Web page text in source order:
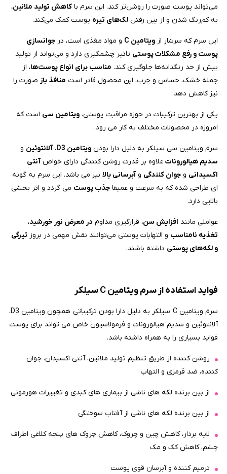
می‌تواند پوست صورت را روشن‌تر کند. این سرم با کاهش تولید ملانین،
به کم‌رنگ شدن و از بین رفتن لک‌های تیره پوست کمک می‌کند.
این سرم که سرشار از ویتامین C و مواد مغذی است، در جوانسازی
پوست و رفع مشکلات پوستی تاثیر چشمگیری دارد و می‌تواند از تولید
بیش از حد رنگدانه‌ها جلوگیری کند. مناسب برای انواع پوست‌ها، از
جمله خشک، حساس و چرب، این محصول قادر است منافذ باز صورت را
نیز کاهش دهد.
یکی از بهترین ترکیبات در حوزه مراقبت پوستی، ویتامین سی است که
امروزه در محصولات مختلف به کار می رود.
سرم ویتامین سی سیلکر به دلیل دارا بودن ویتامین D3 ، آلانتوئین و
سدیم هیالوروناتعلاوه بر قدرت روشن کنندگی دارای خواص آنتی
اکسیدانی و جوان کنندگی و آبرسانی بالانیز می باشد. این سرم به گونه
ای طراحی شده که به سرعت و عمیقا جذب پوست می گردد و اثر بخشی
بالایی دارد.
عواملی مانند افزایش سن، قرارگیری مداوم در معرض نور خورشید،
تغذیه نامناسب و التهابات پوستی می‌توانند نقش مهمی در بروز تیرگی
و لکه‌های پوستی داشته باشند.
فواید استفاده از سرم ویتامین C سیلکر
سرم ویتامین C سیلکر به دلیل دارا بودن ترکیباتی همچون ویتامین D3،
آلانتوئین و سدیم هیالورونات و فرمولاسیون خاص می تواند برای پوست
فواید بسیاری را به همراه داشته باشد.
روشن کننده از طریق تنظیم تولید ملانین، آنتی اکسیدان، جوان
کننده، ضد قرمزی و التهاب
از بین برنده لکه های ناشی از بیماری های کبدی و تغییرات هورمونی
از بین برنده لکه های ناشی از آفتاب سوختگی
لایه بردار، کاهش چین و چروک، کاهش چروک های پنجه کلاغی اطراف
چشم، کاهش کک و مک
ترمیم کننده و آبرسان قوی پوست